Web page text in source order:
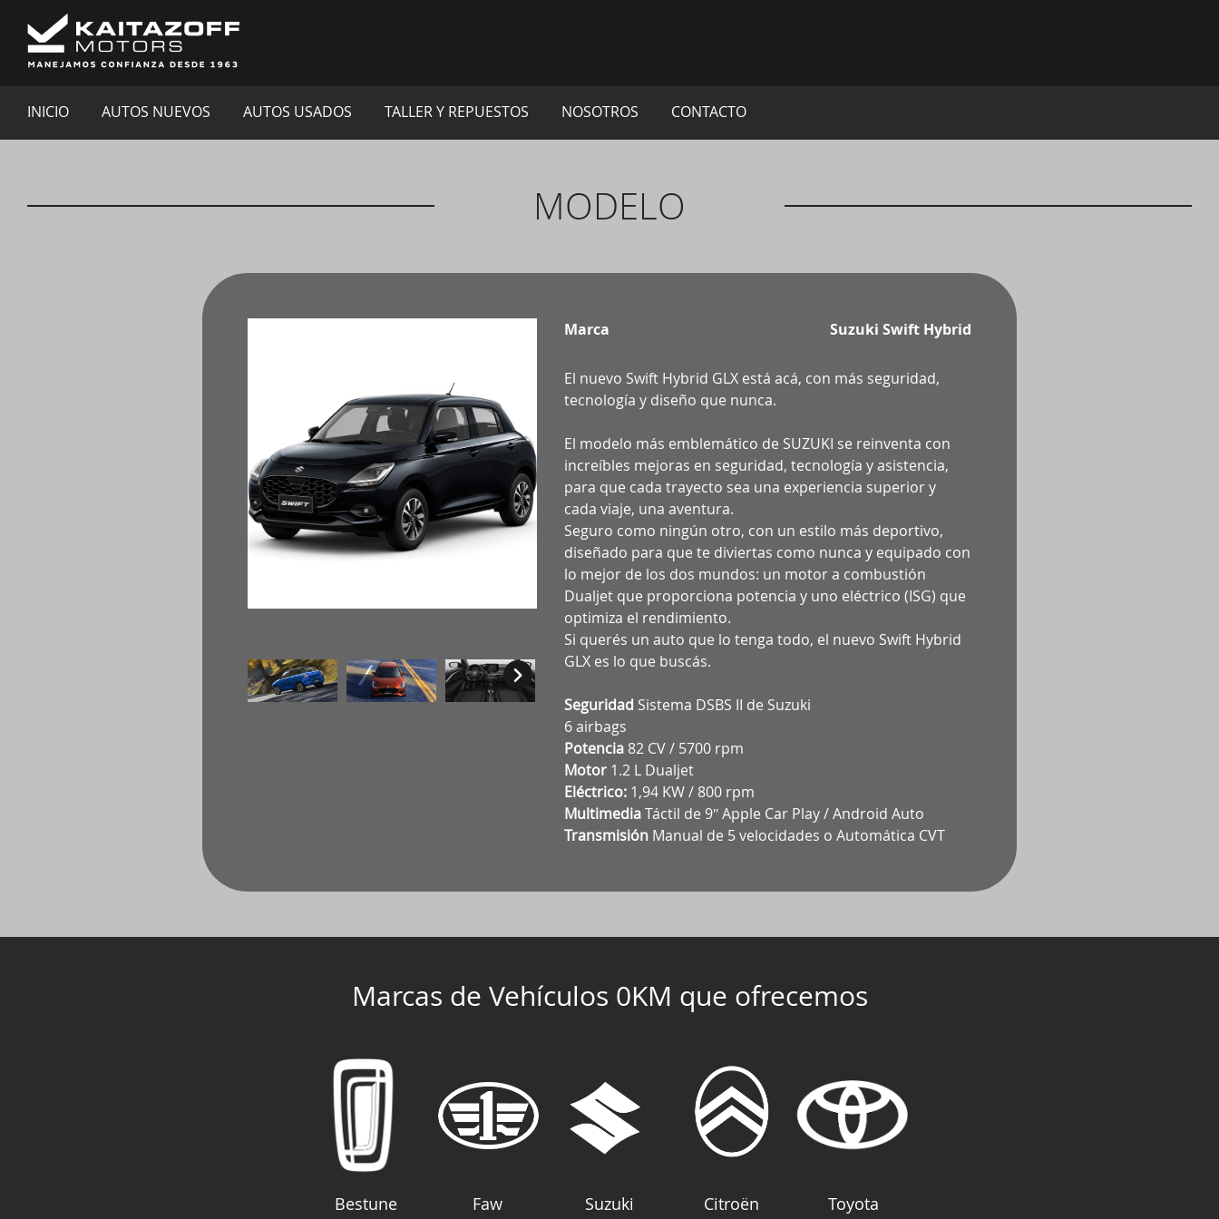
INICIO AUTOS NUEVOS AUTOS USADOS TALLER Y REPUESTOS NOSOTROS CONTACTO
MODELO
Marca Suzuki Swift Hybrid
El nuevo Swift Hybrid GLX está acá, con más seguridad,
tecnología y diseño que nunca.
El modelo más emblemático de SUZUKI se reinventa con
increíbles mejoras en seguridad, tecnología y asistencia,
para que cada trayecto sea una experiencia superior y
cada viaje, una aventura.
Seguro como ningún otro, con un estilo más deportivo,
diseñado para que te diviertas como nunca y equipado con
lo mejor de los dos mundos: un motor a combustión
Dualjet que proporciona potencia y uno eléctrico (ISG) que
optimiza el rendimiento.
Si querés un auto que lo tenga todo, el nuevo Swift Hybrid
GLX es lo que buscás.
Seguridad Sistema DSBS II de Suzuki
6 airbags
Potencia 82 CV / 5700 rpm
Motor 1.2 L Dualjet
Eléctrico: 1,94 KW / 800 rpm
MultimediaTáctil de 9ʺ Apple Car Play / Android Auto
Transmisión Manual de 5 velocidades o Automática CVT
Marcas de Vehículos 0KM que ofrecemos
Bestune Faw Suzuki Citroën Toyota